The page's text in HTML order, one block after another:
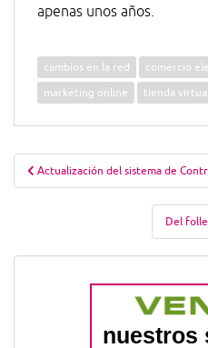
apenas unos años.
cambios en la red comercio
marketing online
tienda
Navegación
de
Actualización del sistema de
Del